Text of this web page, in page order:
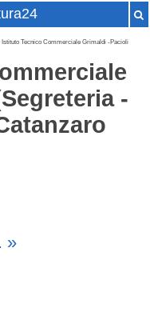
Istituto Tecnico Commerciale Grimaldi -Pacioli
-
»